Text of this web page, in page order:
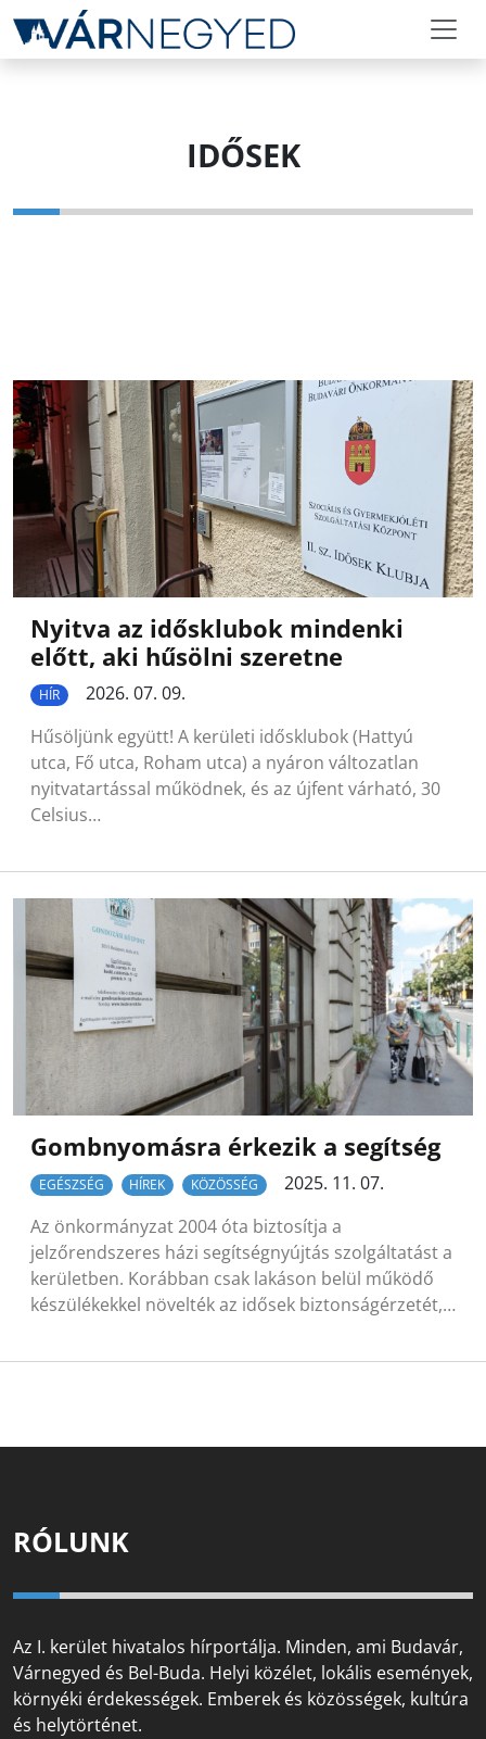
IDŐSEK
Nyitva az idősklubok mindenki
előtt, aki hűsölni szeretne
HÍR
2026. 07. 09.
Hűsöljünk együtt! A kerületi idősklubok (Hattyú
utca, Fő utca, Roham utca) a nyáron változatlan
nyitvatartással működnek, és az újfent várható, 30
Celsius…
Gombnyomásra érkezik a segítség
EGÉSZSÉG HÍREK KÖZÖSSÉG
2025. 11. 07.
Az önkormányzat 2004 óta biztosítja a
jelzőrendszeres házi segítségnyújtás szolgáltatást a
kerületben. Korábban csak lakáson belül működő
készülékekkel növelték az idősek biztonságérzetét,…
RÓLUNK
Az I. kerület hivatalos hírportálja. Minden, ami Budavár,
Várnegyed és Bel-Buda. Helyi közélet, lokális események,
környéki érdekességek. Emberek és közösségek, kultúra
és helytörténet.